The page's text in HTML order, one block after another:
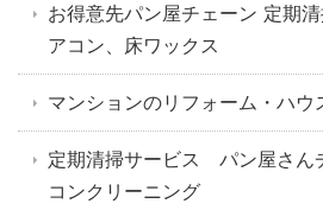
お得意先パン屋チェーン 定期
アコン、床ワックス
マンションのリフォーム・ハウ
定期清掃サービス パン屋さ
コンクリーニング